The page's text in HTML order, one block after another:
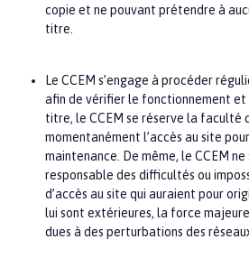
copie et ne pouvant prétendre à
titre.
Le CCEM s’engage à procéder
afin de vérifier le fonctionnement et
titre, le CCEM se réserve la faculté
momentanément l’accès au site
maintenance. De même, le CCEM ne
responsable des difficultés ou
d’accès au site qui auraient pour
lui sont extérieures, la force
dues à des perturbations des